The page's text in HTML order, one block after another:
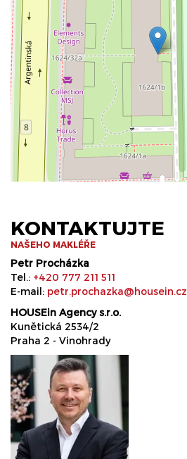
KONTAKTUJTE
NAŠEHO MAKLÉŘE
Petr Procházka
Tel.: +420 777 211 511
E-mail: petr.prochazka@housein.cz
HOUSEin Agency s.r.o.
Kunětická 2534/2
Praha 2 - Vinohrady